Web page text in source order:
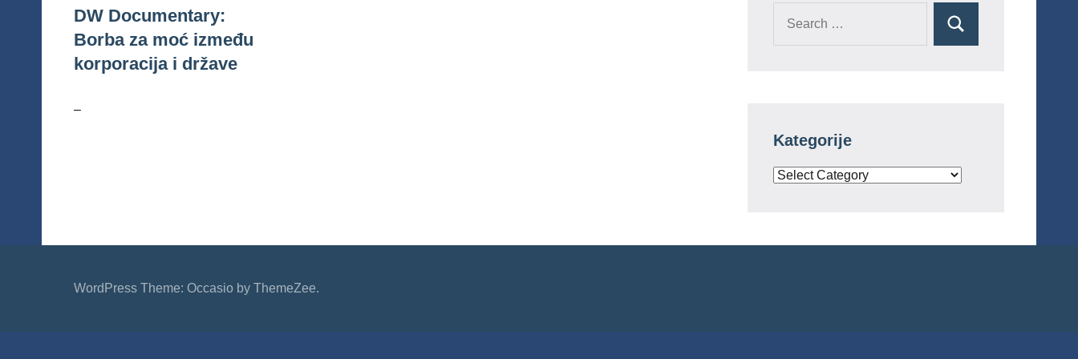
DW Documentary:
Borba za moć između
korporacija i države
–
Search
Kategorije
Kategorije
WordPress Theme: Occasio by ThemeZee.